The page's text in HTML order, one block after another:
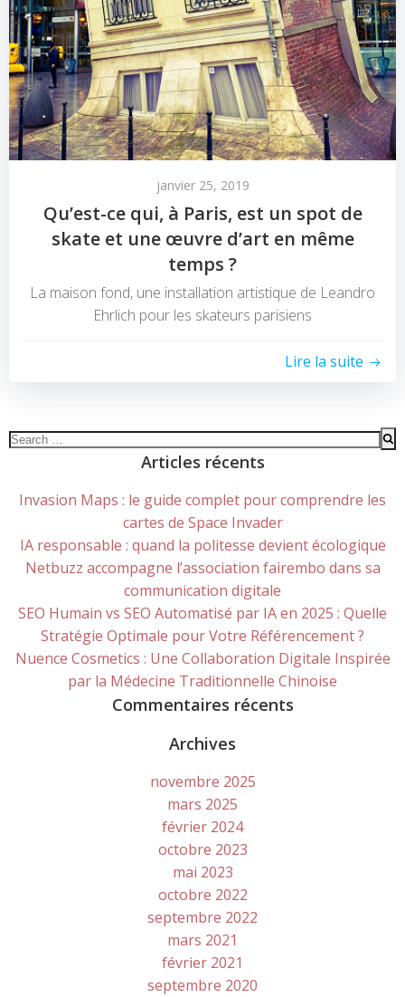
janvier 25, 2019
Qu’est-ce qui, à Paris, est un spot de
skate et une œuvre d’art en même
temps ?
La maison fond, une installation artistique de Leandro
Ehrlich pour les skateurs parisiens
Lire la suite
Search
Articles récents
Invasion Maps : le guide complet pour comprendre les
cartes de Space Invader
IA responsable : quand la politesse devient écologique
Netbuzz accompagne l’association fairembo dans sa
communication digitale
SEO Humain vs SEO Automatisé par IA en 2025 : Quelle
Stratégie Optimale pour Votre Référencement ?
Nuence Cosmetics : Une Collaboration Digitale Inspirée
par la Médecine Traditionnelle Chinoise
Commentaires récents
Archives
novembre 2025
mars 2025
février 2024
octobre 2023
mai 2023
octobre 2022
septembre 2022
mars 2021
février 2021
septembre 2020